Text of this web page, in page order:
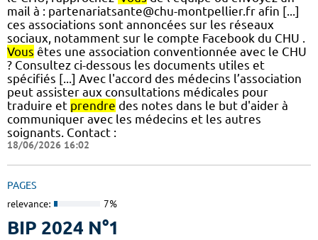
mail à : partenariatsante@chu-montpellier.fr afin [...]
ces associations sont annoncées sur les réseaux
sociaux, notamment sur le compte Facebook du CHU .
Vous êtes une association conventionnée avec le CHU
? Consultez ci-dessous les documents utiles et
spécifiés [...] Avec l'accord des médecins l’association
peut assister aux consultations médicales pour
traduire et prendre des notes dans le but d'aider à
communiquer avec les médecins et les autres
soignants. Contact :
18/06/2026 16:02
PAGES
relevance: 7%
BIP 2024 N°1